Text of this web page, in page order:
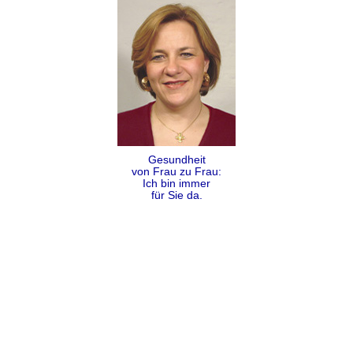
Gesundheit
von Frau zu Frau:
Ich bin immer
für Sie da.